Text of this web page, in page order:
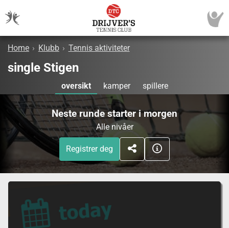
Home › Klubb › Tennis aktiviteter
single Stigen
oversikt kamper spillere
Neste runde starter i morgen
Alle nivåer
Registrer deg